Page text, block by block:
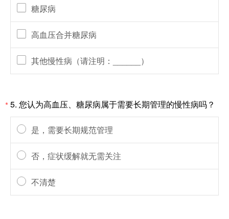
糖尿病
高血压合并糖尿病
其他慢性病（请注明：______）
*5. 您认为高血压、糖尿病属于需要长期管理的慢性病吗？
是，需要长期规范管理
否，症状缓解就无需关注
不清楚